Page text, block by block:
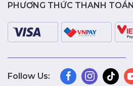
PHƯƠNG THỨC THANH TOÁN
Follow Us: